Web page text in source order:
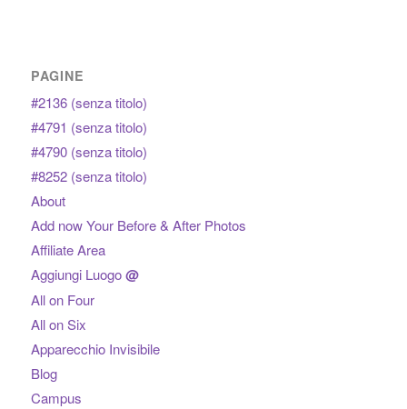
PAGINE
#2136 (senza titolo)
#4791 (senza titolo)
#4790 (senza titolo)
#8252 (senza titolo)
About
Add now Your Before & After Photos
Affiliate Area
Aggiungi Luogo@
All on Four
All on Six
Apparecchio Invisibile
Blog
Campus